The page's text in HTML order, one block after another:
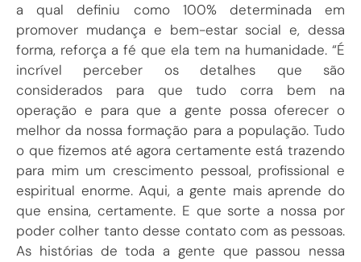
a qual definiu como 100% determinada em
promover mudança e bem-estar social e, dessa
forma, reforça a fé que ela tem na humanidade. “É
incrível perceber os detalhes que são
considerados para que tudo corra bem na
operação e para que a gente possa oferecer o
melhor da nossa formação para a população. Tudo
o que fizemos até agora certamente está trazendo
para mim um crescimento pessoal, profissional e
espiritual enorme. Aqui, a gente mais aprende do
que ensina, certamente. E que sorte a nossa por
poder colher tanto desse contato com as pessoas.
As histórias de toda a gente que passou nessa